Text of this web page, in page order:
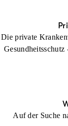
Die private
Auf der Suche